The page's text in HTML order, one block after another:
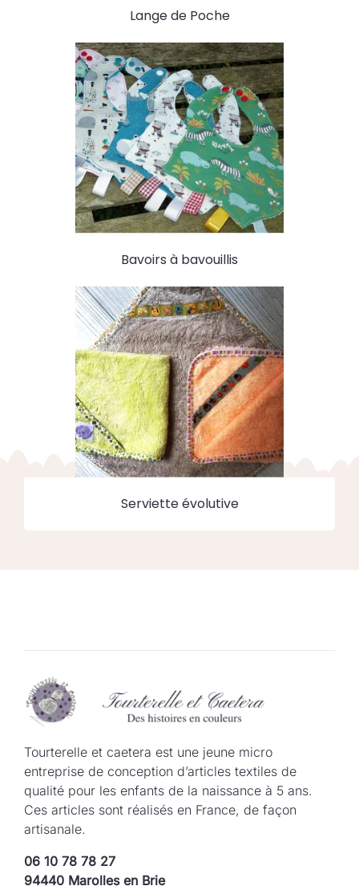
Lange de Poche
Bavoirs à bavouillis
Serviette évolutive
Tourterelle et caetera est une jeune micro
entreprise de conception d’articles textiles de
qualité pour les enfants de la naissance à 5 ans.
Ces articles sont réalisés en France, de façon
artisanale.
06 10 78 78 27
94440 Marolles en Brie